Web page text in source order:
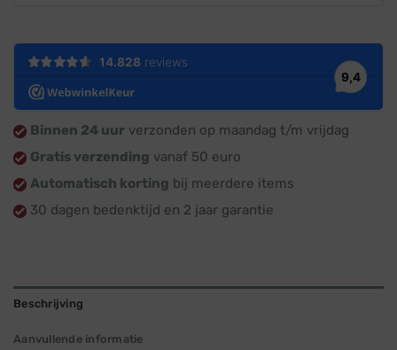
Binnen 24 uur verzonden op maandag t/m vrijdag
Gratis verzending vanaf 50 euro
Automatisch korting bij meerdere items
30 dagen bedenktijd en 2 jaar garantie
Beschrijving
Aanvullende informatie